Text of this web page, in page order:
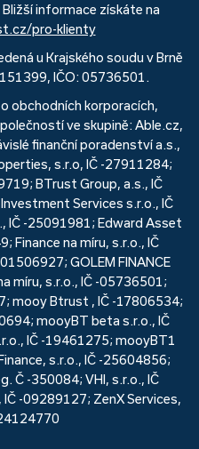
informace získáte na
pro-klienty
u Krajského soudu v Brně
IČO: 05736501.
obchodních korporacích,
ve skupině: Able.cz,
finanční poradenství a.s.,
s.r.o, IČ -27911284;
BTrust Group, a.s., IČ
Services s.r.o., IČ
IČ -25091981; Edward Asset
Finance na míru, s.r.o., IČ
GOLEM FINANCE
míru, s.r.o., IČ -05736501;
mooy Btrust , IČ -17806534;
mooyBT beta s.r.o., IČ
IČ -19461275; mooyBT1
s.r.o., IČ -25604856;
Č -350084; VHI, s.r.o., IČ
-09289127; ZenX Services,